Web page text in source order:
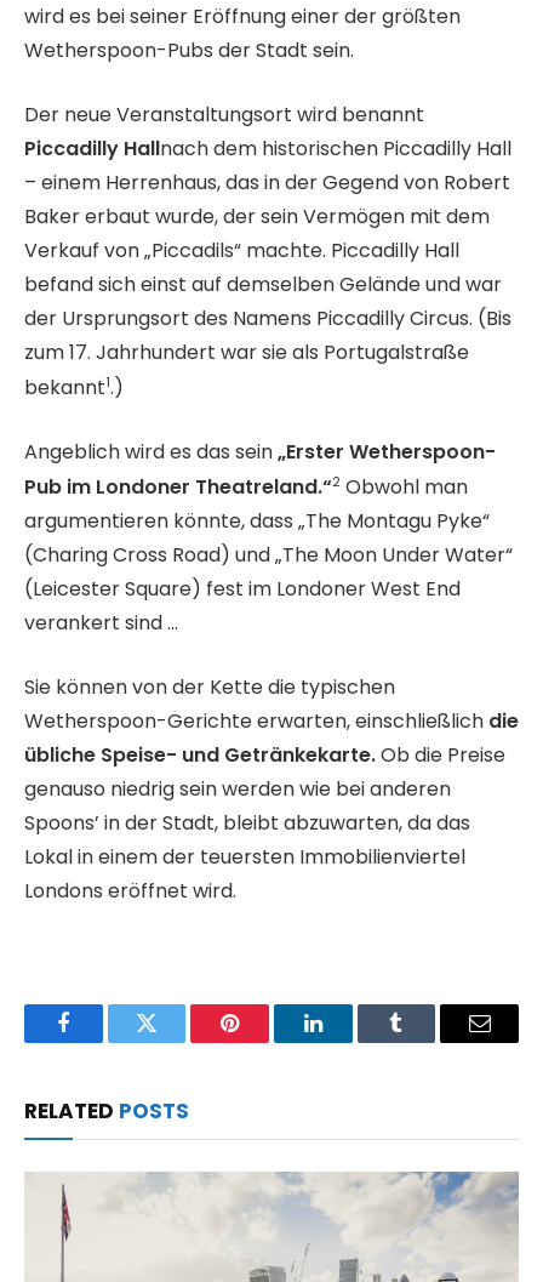
wird es bei seiner Eröffnung einer der größten
Wetherspoon-Pubs der Stadt sein.
Der neue Veranstaltungsort wird benannt
Piccadilly Hallnach dem historischen Piccadilly Hall
– einem Herrenhaus, das in der Gegend von Robert
Baker erbaut wurde, der sein Vermögen mit dem
Verkauf von „Piccadils“ machte. Piccadilly Hall
befand sich einst auf demselben Gelände und war
der Ursprungsort des Namens Piccadilly Circus. (Bis
zum 17. Jahrhundert war sie als Portugalstraße
bekannt1.)
Angeblich wird es das sein„Erster Wetherspoon-
Pub im Londoner Theatreland.“2 Obwohl man
argumentieren könnte, dass „The Montagu Pyke“
(Charing Cross Road) und „The Moon Under Water“
(Leicester Square) fest im Londoner West End
verankert sind …
Sie können von der Kette die typischen
Wetherspoon-Gerichte erwarten, einschließlich die
übliche Speise- und Getränkekarte.Ob die Preise
genauso niedrig sein werden wie bei anderen
Spoons’ in der Stadt, bleibt abzuwarten, da das
Lokal in einem der teuersten Immobilienviertel
Londons eröffnet wird.
FacebookTwitter Pinterest LinkedInTumblr Email
RELATED POSTS